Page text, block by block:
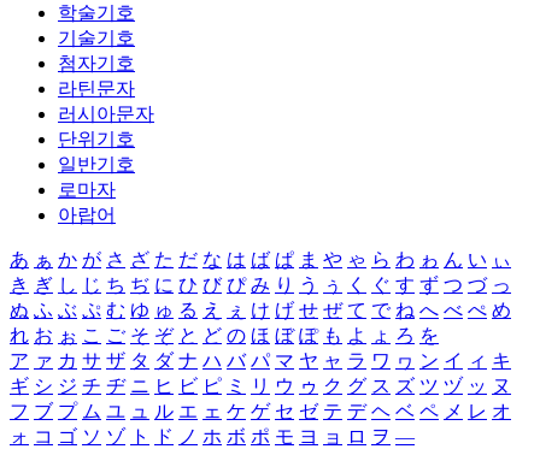
학술기호
기술기호
첨자기호
라틴문자
러시아문자
단위기호
일반기호
로마자
아랍어
あ ぁ か が さ ざ た だ な は ば ぱ ま や ゃ ら わ ゎ ん い ぃ
き ぎ し じ ち ぢ に ひ び ぴ み り う ぅ く ぐ す ず つ づ っ
ぬ ふ ぶ ぷ む ゆ ゅ る え ぇ け げ せ ぜ て で ね へ べ ぺ め
れ お ぉ こ ご そ ぞ と ど の ほ ぼ ぽ も よ ょ ろ を
ア ァ カ サ ザ タ ダ ナ ハ バ パ マ ヤ ャ ラ ワ ヮ ン イ ィ キ
ギ シ ジ チ ヂ ニ ヒ ビ ピ ミ リ ウ ゥ ク グ ス ズ ツ ヅ ッ ヌ
フ ブ プ ム ユ ュ ル エ ェ ケ ゲ セ ゼ テ デ ヘ ベ ペ メ レ オ
ォ コ ゴ ソ ゾ ト ド ノ ホ ボ ポ モ ヨ ョ ロ ヲ ―